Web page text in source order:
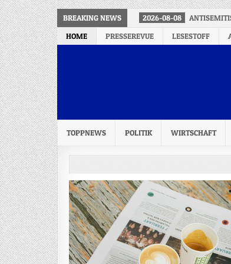
BREAKING NEWS 2026-08-08
HOME
PRESSEREVUE LESESTOFF
TOPPNEWS POLITIK WIRTSCHAFT